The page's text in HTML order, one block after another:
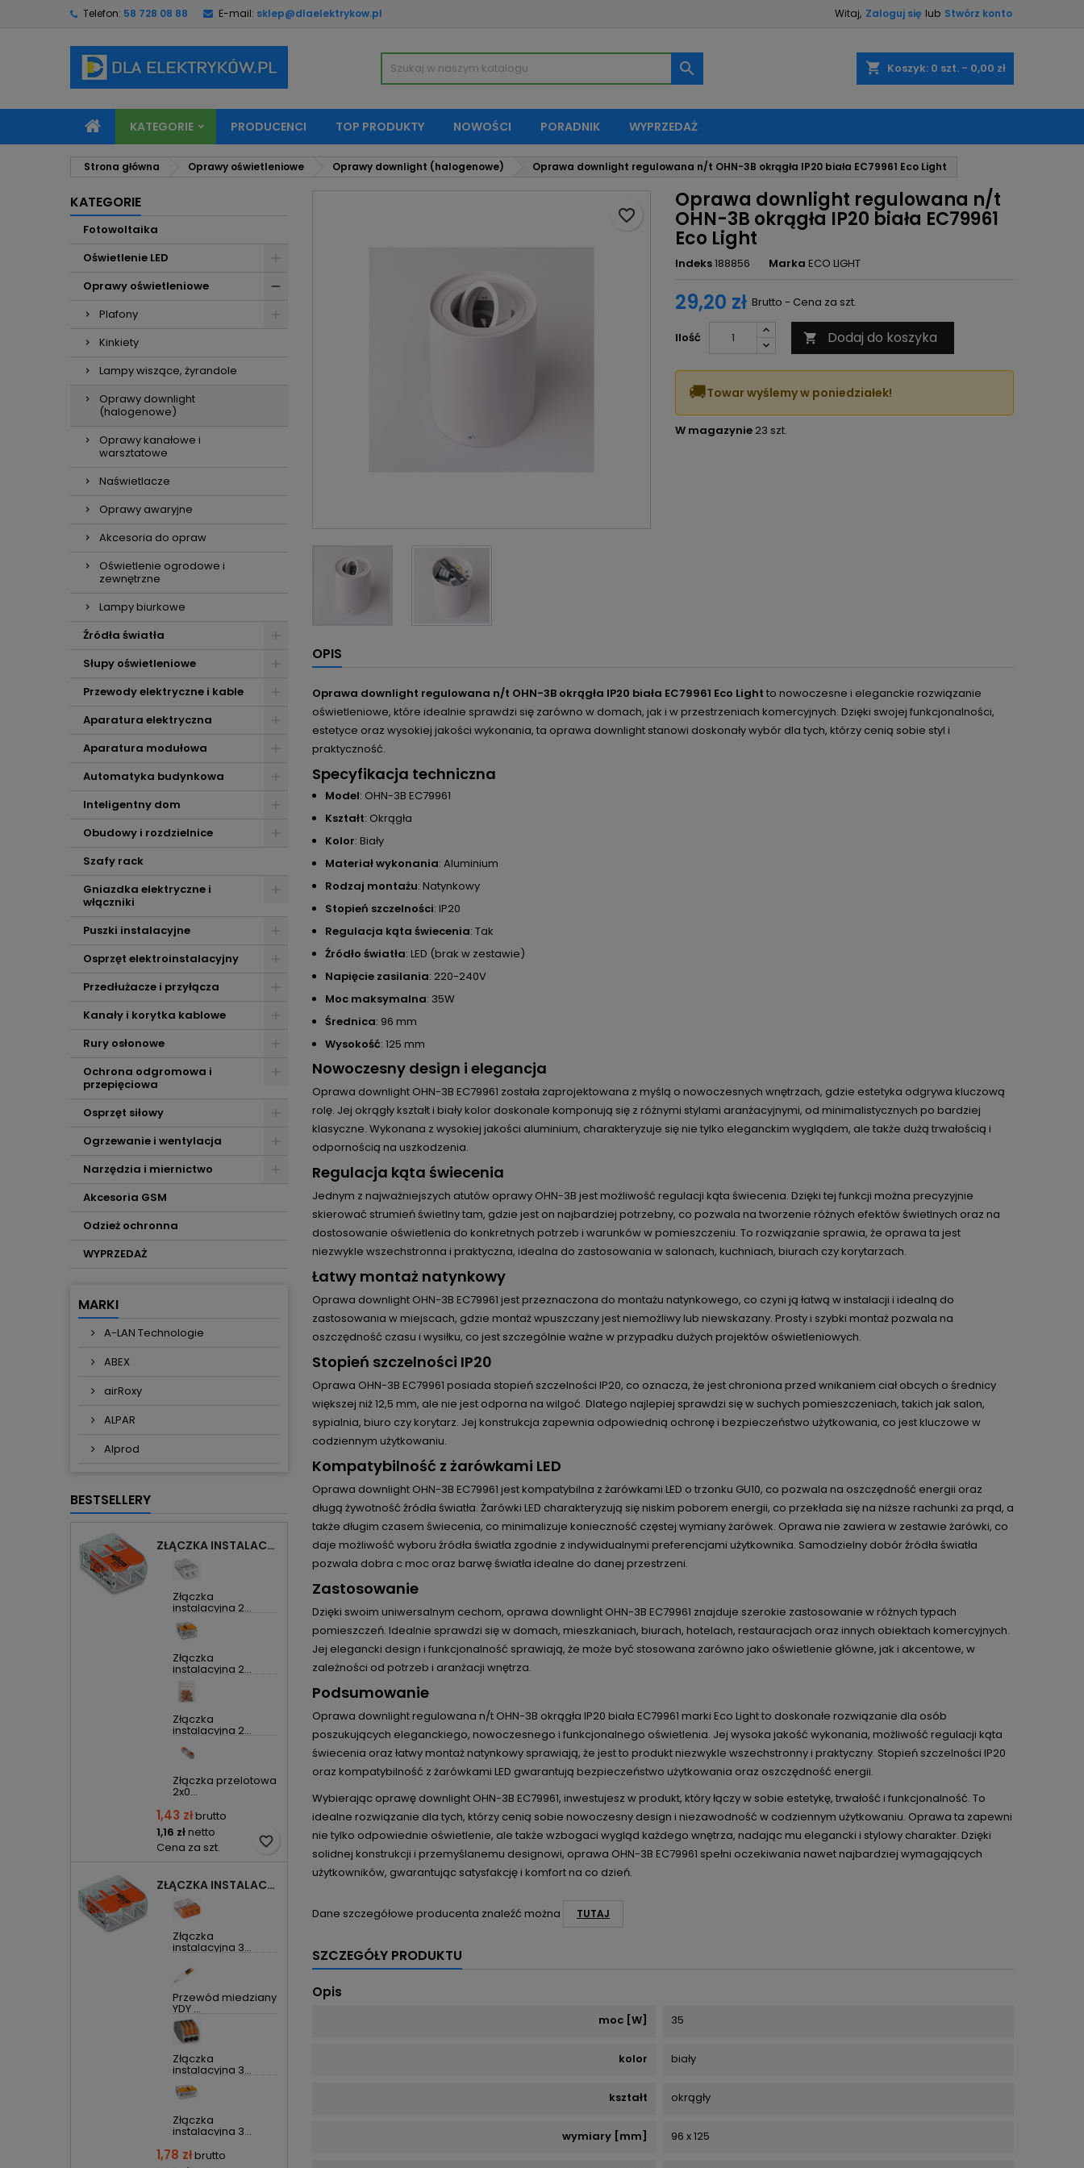
Telefon: 58 728 08 88 E-mail: sklep@dlaelektrykow.pl Witaj, Zaloguj się lub Stwórz konto
shopping_cart Koszyk: 0 szt. - 0,00 zł

KATEGORIE PRODUCENCI TOP PRODUKTY NOWOŚCI PORADNIK WYPRZEDAŻ
Strona główna Oprawy oświetleniowe Oprawy downlight (halogenowe) Oprawa downlight regulowana n/t OHN-3B okrągła IP20 biała EC79961 Eco Light
KATEGORIE
Fotowoltaika
Oświetlenie LED
Oprawy oświetleniowe
Plafony
Kinkiety
Lampy wiszące, żyrandole
Oprawy downlight
(halogenowe)
Oprawy kanałowe i
warsztatowe
Naświetlacze
Oprawy awaryjne
Akcesoria do opraw
Oświetlenie ogrodowe i
zewnętrzne
Lampy biurkowe
Źródła światła
Słupy oświetleniowe
Przewody elektryczne i kable
Aparatura elektryczna
Aparatura modułowa
Automatyka budynkowa
Inteligentny dom
Obudowy i rozdzielnice
Szafy rack
Gniazdka elektryczne i
włączniki
Puszki instalacyjne
Osprzęt elektroinstalacyjny
Przedłużacze i przyłącza
Kanały i korytka kablowe
Rury osłonowe
Ochrona odgromowa i
przepięciowa
Osprzęt siłowy
Ogrzewanie i wentylacja
Narzędzia i miernictwo
Akcesoria GSM
Odzież ochronna
WYPRZEDAŻ
MARKI
A-LAN Technologie
ABEX
airRoxy
ALPAR
Alprod
BESTSELLERY
ZŁĄCZKA INSTALACYJNA 2X UNIWERSALNA COMPACT 221-412 WAGO
Złączka
instalacyjna 2...
Złączka
instalacyjna 2...
Złączka
instalacyjna 2...
Złączka przelotowa
2x0...
1,43 złbrutto
1,16 złnetto
Cena za szt.
favorite_border
ZŁĄCZKA INSTALACYJNA 3X UNIWERSALNA COMPACT 221-413 WAGO
Złączka
instalacyjna 3...
Przewód miedziany
YDY ...
Złączka
instalacyjna 3...
Złączka
instalacyjna 3...
1,78 złbrutto
Oprawa downlight regulowana n/t
OHN-3B okrągła IP20 biała EC79961
Eco Light
Indeks188856 Marka ECO LIGHT
29,20 zł Brutto - Cena za szt.
Ilość  Dodaj do koszyka
favorite_border
🚚Towar wyślemy w poniedziałek!
W magazynie 23 szt.
OPIS
Oprawa downlight regulowana n/t OHN-3B okrągła IP20 biała EC79961 Eco Light to nowoczesne i eleganckie rozwiązanie
oświetleniowe, które idealnie sprawdzi się zarówno w domach, jak i w przestrzeniach komercyjnych. Dzięki swojej funkcjonalności,
estetyce oraz wysokiej jakości wykonania, ta oprawa downlight stanowi doskonały wybór dla tych, którzy cenią sobie styl i
praktyczność.
Specyfikacja techniczna
Model: OHN-3B EC79961
Kształt: Okrągła
Kolor: Biały
Materiał wykonania: Aluminium
Rodzaj montażu: Natynkowy
Stopień szczelności: IP20
Regulacja kąta świecenia: Tak
Źródło światła: LED (brak w zestawie)
Napięcie zasilania: 220-240V
Moc maksymalna: 35W
Średnica: 96 mm
Wysokość: 125 mm
Nowoczesny design i elegancja
Oprawa downlight OHN-3B EC79961 została zaprojektowana z myślą o nowoczesnych wnętrzach, gdzie estetyka odgrywa kluczową
rolę. Jej okrągły kształt i biały kolor doskonale komponują się z różnymi stylami aranżacyjnymi, od minimalistycznych po bardziej
klasyczne. Wykonana z wysokiej jakości aluminium, charakteryzuje się nie tylko eleganckim wyglądem, ale także dużą trwałością i
odpornością na uszkodzenia.
Regulacja kąta świecenia
Jednym z najważniejszych atutów oprawy OHN-3B jest możliwość regulacji kąta świecenia. Dzięki tej funkcji można precyzyjnie
skierować strumień świetlny tam, gdzie jest on najbardziej potrzebny, co pozwala na tworzenie różnych efektów świetlnych oraz na
dostosowanie oświetlenia do konkretnych potrzeb i warunków w pomieszczeniu. To rozwiązanie sprawia, że oprawa ta jest
niezwykle wszechstronna i praktyczna, idealna do zastosowania w salonach, kuchniach, biurach czy korytarzach.
Łatwy montaż natynkowy
Oprawa downlight OHN-3B EC79961 jest przeznaczona do montażu natynkowego, co czyni ją łatwą w instalacji i idealną do
zastosowania w miejscach, gdzie montaż wpuszczany jest niemożliwy lub niewskazany. Prosty i szybki montaż pozwala na
oszczędność czasu i wysiłku, co jest szczególnie ważne w przypadku dużych projektów oświetleniowych.
Stopień szczelności IP20
Oprawa OHN-3B EC79961 posiada stopień szczelności IP20, co oznacza, że jest chroniona przed wnikaniem ciał obcych o średnicy
większej niż 12,5 mm, ale nie jest odporna na wilgoć. Dlatego najlepiej sprawdzi się w suchych pomieszczeniach, takich jak salon,
sypialnia, biuro czy korytarz. Jej konstrukcja zapewnia odpowiednią ochronę i bezpieczeństwo użytkowania, co jest kluczowe w
codziennym użytkowaniu.
Kompatybilność z żarówkami LED
Oprawa downlight OHN-3B EC79961 jest kompatybilna z żarówkami LED o trzonku GU10, co pozwala na oszczędność energii oraz
długą żywotność źródła światła. Żarówki LED charakteryzują się niskim poborem energii, co przekłada się na niższe rachunki za prąd, a
także długim czasem świecenia, co minimalizuje konieczność częstej wymiany żarówek. Oprawa nie zawiera w zestawie żarówki, co
daje możliwość wyboru źródła światła zgodnie z indywidualnymi preferencjami użytkownika. Samodzielny dobór źródła światła
pozwala dobra c moc oraz barwę światła idealne do danej przestrzeni.
Zastosowanie
Dzięki swoim uniwersalnym cechom, oprawa downlight OHN-3B EC79961 znajduje szerokie zastosowanie w różnych typach
pomieszczeń. Idealnie sprawdzi się w domach, mieszkaniach, biurach, hotelach, restauracjach oraz innych obiektach komercyjnych.
Jej elegancki design i funkcjonalność sprawiają, że może być stosowana zarówno jako oświetlenie główne, jak i akcentowe, w
zależności od potrzeb i aranżacji wnętrza.
Podsumowanie
Oprawa downlight regulowana n/t OHN-3B okrągła IP20 biała EC79961 marki Eco Light to doskonałe rozwiązanie dla osób
poszukujących eleganckiego, nowoczesnego i funkcjonalnego oświetlenia. Jej wysoka jakość wykonania, możliwość regulacji kąta
świecenia oraz łatwy montaż natynkowy sprawiają, że jest to produkt niezwykle wszechstronny i praktyczny. Stopień szczelności IP20
oraz kompatybilność z żarówkami LED gwarantują bezpieczeństwo użytkowania oraz oszczędność energii.
Wybierając oprawę downlight OHN-3B EC79961, inwestujesz w produkt, który łączy w sobie estetykę, trwałość i funkcjonalność. To
idealne rozwiązanie dla tych, którzy cenią sobie nowoczesny design i niezawodność w codziennym użytkowaniu. Oprawa ta zapewni
nie tylko odpowiednie oświetlenie, ale także wzbogaci wygląd każdego wnętrza, nadając mu elegancki i stylowy charakter. Dzięki
solidnej konstrukcji i przemyślanemu designowi, oprawa OHN-3B EC79961 spełni oczekiwania nawet najbardziej wymagających
użytkowników, gwarantując satysfakcję i komfort na co dzień.
Dane szczegółowe producenta znaleźć można TUTAJ
SZCZEGÓŁY PRODUKTU
Opis
moc [W] 35
kolor biały
kształt okrągły
wymiary [mm] 96 x 125
Moje listy życzeń
Utwórz nową listę
Utwórz listę życzeń
Utwórz listę życzeń
Zaloguj się
Musisz być zalogowany by zapisać produkty na swojej liście życzeń.